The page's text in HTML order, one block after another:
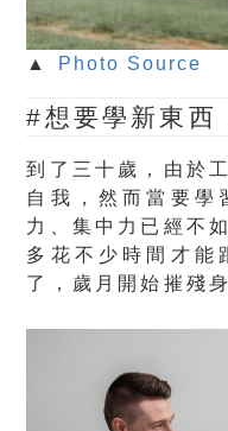
▲ Photo Source
#想要學新東西
到了三十歲，由於
自我，然而當要學
力、集中力已經不
多花不少時間才能
了，歲月開始摧殘